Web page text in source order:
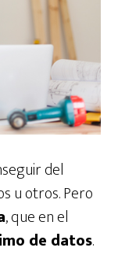
del
u otros. Pero
, que en el
de datos.